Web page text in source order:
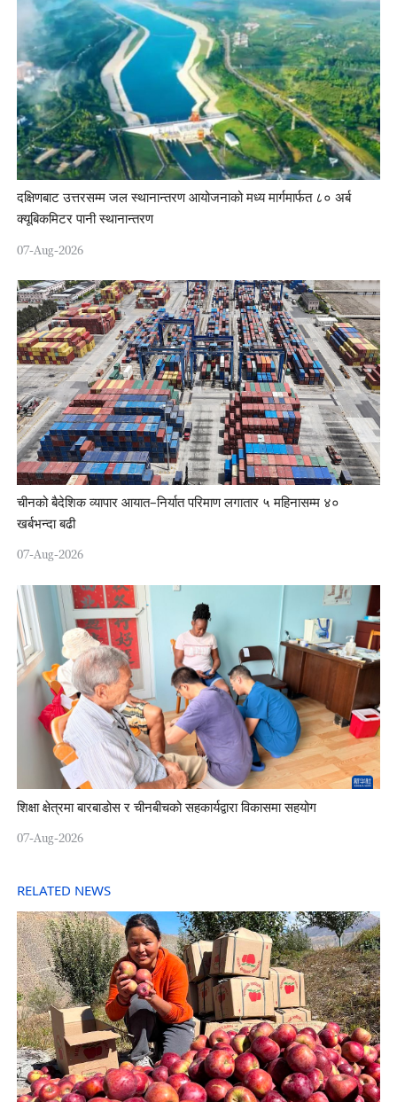
दक्षिणबाट उत्तरसम्म जल स्थानान्तरण आयोजनाको मध्य मार्गमार्फत ८० अर्ब
क्यूबिकमिटर पानी स्थानान्तरण
07-Aug-2026
चीनको बैदेशिक व्यापार आयात–निर्यात परिमाण लगातार ५ महिनासम्म ४०
खर्बभन्दा बढी
07-Aug-2026
शिक्षा क्षेत्रमा बारबाडोस र चीनबीचको सहकार्यद्वारा विकासमा सहयोग
07-Aug-2026
RELATED NEWS